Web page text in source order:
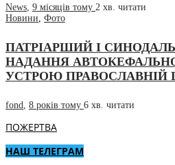
News 9 місяців тому 2 хв. читати
Новини Фото
ПАТРІАРШИЙ І
НАДАННЯ
УСТРОЮ ПРАВОСЛАВНІЙ
fond 8 років тому 6 хв. читати
ПОЖЕРТВА
НАШ ТЕЛЕГРАМ